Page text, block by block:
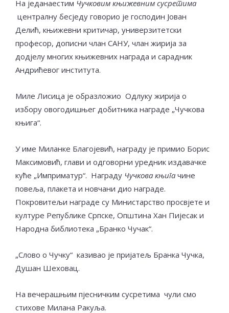
На једанаестим Чучковим књижевним сусретима
централну бесједу говорио је господин Јован
Делић, књижевни критичар, универзитетски
професор, дописни члан САНУ, члан жирија за
додjелу многих књижевних награда и сарадник
Андрићевог института.
Миле Лисица је образложио Одлуку жирија о
избору овогодишњег добитника награде „Чучкова
књига“.
У име Миланке Благојевић, награду је примио Борис
Максимовић, глави и одговорни уредник издавачке
куће „Имприматур“. Награду Чучкова књига чине
повеља, плакета и новчани дио награде.
Покровитељи награде су Министарство просвјете и
културе Републике Српске, Општина Хан Пијесак и
Народна библиотека „Бранко Чучак“.
„Слово о Чучку“ казивао је пријатељ Бранка Чучка,
Душан Шеховац.
На вечерашњим пјесничким сусретима чули смо
стихове Милана Ракуља.